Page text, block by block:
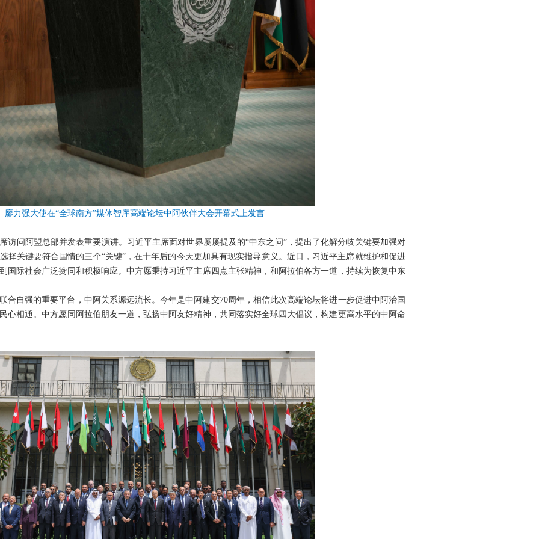
廖力强大使在“全球南方”媒体智库高端论坛中阿伙伴大会开幕式上发言
访问阿盟总部并发表重要演讲。习近平主席面对世界屡屡提及的“中东之问”，提出了化解分歧关键要加强对
择关键要符合国情的三个“关键”，在十年后的今天更加具有现实指导意义。近日，习近平主席就维护和促进
国际社会广泛赞同和积极响应。中方愿秉持习近平主席四点主张精神，和阿拉伯各方一道，持续为恢复中东
合自强的重要平台，中阿关系源远流长。今年是中阿建交70周年，相信此次高端论坛将进一步促进中阿治国
心相通。中方愿同阿拉伯朋友一道，弘扬中阿友好精神，共同落实好全球四大倡议，构建更高水平的中阿命